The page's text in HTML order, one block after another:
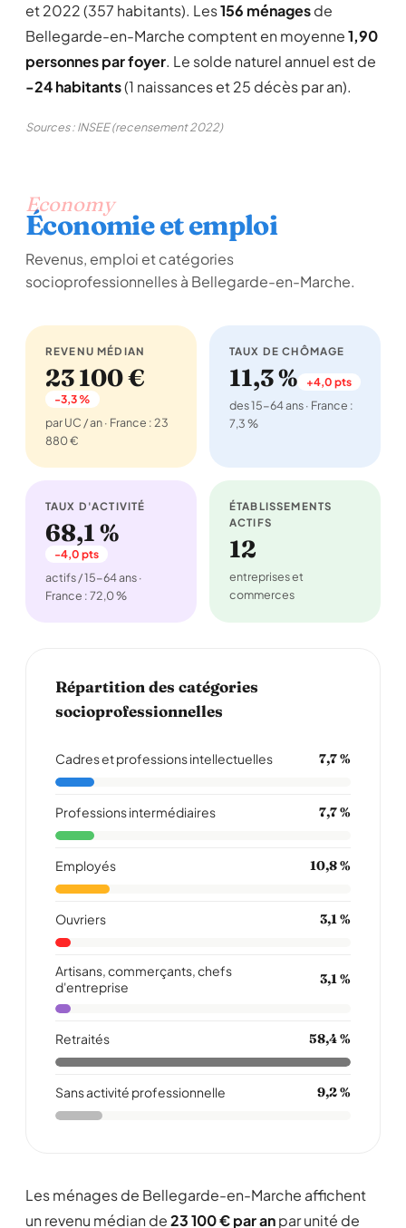
et 2022 (357 habitants). Les156 ménagesde
Bellegarde-en-Marche comptent en moyenne1,90
personnes par foyer. Le solde naturel annuel est de
-24 habitants(1 naissances et 25 décès par an).
Sources : INSEE (recensement 2022)
Economy
Économie et emploi
Revenus, emploi et catégories
socioprofessionnelles à Bellegarde-en-Marche.
REVENU MÉDIAN
23 100 €
-3,3 %
par UC / an · France : 23
880 €
TAUX DE CHÔMAGE
11,3 % +4,0 pts
des 15-64 ans · France :
7,3 %
TAUX D'ACTIVITÉ
68,1 %
-4,0 pts
actifs / 15-64 ans ·
France : 72,0 %
ÉTABLISSEMENTS
ACTIFS
12
entreprises et
commerces
Répartition des catégories
socioprofessionnelles
Cadres et professions intellectuelles 7,7 %
Professions intermédiaires 7,7 %
Employés 10,8 %
Ouvriers 3,1 %
Artisans, commerçants, chefs
d'entreprise
3,1 %
Retraités 58,4 %
Sans activité professionnelle 9,2 %
Les ménages de Bellegarde-en-Marche affichent
un revenu médian de23 100 € par anpar unité de